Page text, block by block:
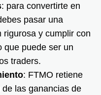
: para convertirte en
pasar una
rigurosa y cumplir con
que puede ser un
traders.
: FTMO retiene
las ganancias de